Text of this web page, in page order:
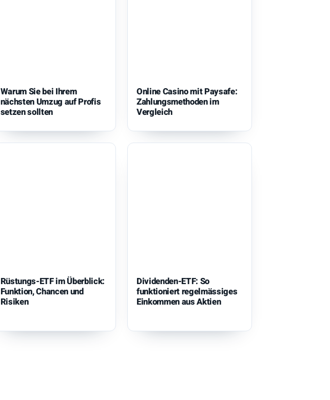
Warum Sie bei Ihrem
nächsten Umzug auf Profis
setzen sollten
Online Casino mit Paysafe:
Zahlungsmethoden im
Vergleich
Rüstungs-ETF im Überblick:
Funktion, Chancen und
Risiken
Dividenden-ETF: So
funktioniert regelmässiges
Einkommen aus Aktien